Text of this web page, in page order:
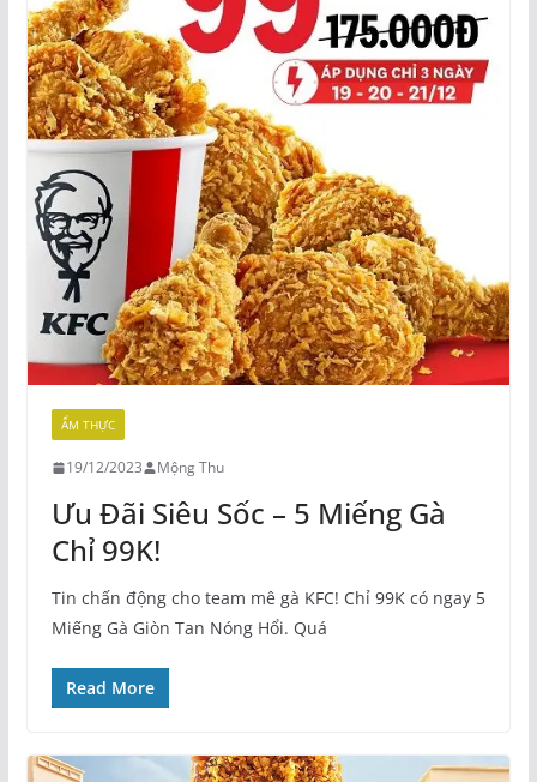
ẨM THỰC
19/12/2023 Mộng Thu
Ưu Đãi Siêu Sốc – 5 Miếng Gà
Chỉ 99K!
Tin chấn động cho team mê gà KFC! Chỉ 99K có ngay 5
Miếng Gà Giòn Tan Nóng Hổi. Quá
Read More